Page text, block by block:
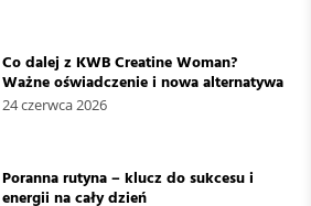
Co dalej z KWB Creatine Woman?
Ważne oświadczenie i nowa alternatywa
24 czerwca 2026
Poranna rutyna – klucz do sukcesu i
energii na cały dzień